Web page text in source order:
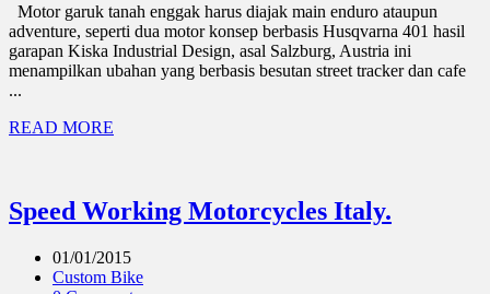
Motor garuk tanah enggak harus diajak main enduro ataupun
adventure, seperti dua motor konsep berbasis Husqvarna 401 hasil
garapan Kiska Industrial Design, asal Salzburg, Austria ini
menampilkan ubahan yang berbasis besutan street tracker dan cafe
...
READ MORE
Speed Working Motorcycles Italy.
01/01/2015
Custom Bike